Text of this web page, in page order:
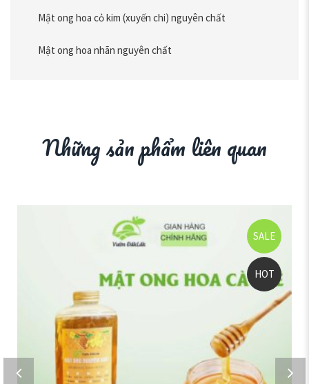
Mật ong hoa cỏ kim (xuyến chi) nguyên chất
Mật ong hoa nhãn nguyên chất
Những sản phẩm liên quan
SALE
HOT